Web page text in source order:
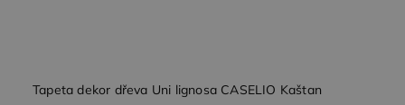
Tapeta dekor dřeva Uni lignosa CASELIO Kaštan